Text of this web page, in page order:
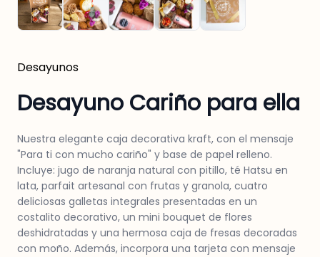
Desayunos
Desayuno Cariño para ella
Nuestra elegante caja decorativa kraft, con el mensaje
"Para ti con mucho cariño" y base de papel relleno.
Incluye: jugo de naranja natural con pitillo, té Hatsu en
lata, parfait artesanal con frutas y granola, cuatro
deliciosas galletas integrales presentadas en un
costalito decorativo, un mini bouquet de flores
deshidratadas y una hermosa caja de fresas decoradas
con moño. Además, incorpora una tarjeta con mensaje